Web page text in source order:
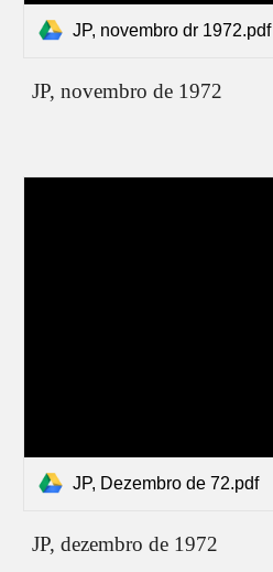
JP, novembro dr 1972.pdf
JP,novembro de 1972
JP, Dezembro de 72.pdf
JP,dezembro de 1972